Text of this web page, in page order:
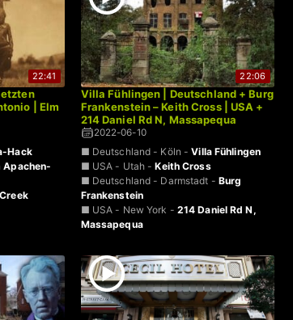
22:41
| Elm
Hack
Apachen-
22:06
Villa Fühlingen | Deutschland + Burg
Frankenstein – Keith Cross | USA +
214 Daniel Rd N, Massapequa
2022-06-10
■ Deutschland - Köln -Villa Fühlingen
■ USA - Utah -Keith Cross
■ Deutschland - Darmstadt - Burg
Frankenstein
■ USA - New York - 214 Daniel Rd N,
Massapequa